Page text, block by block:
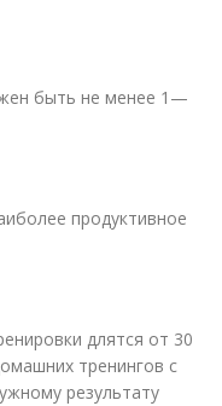
быть не менее 1—
продуктивное
длятся от 30
тренингов с
результату